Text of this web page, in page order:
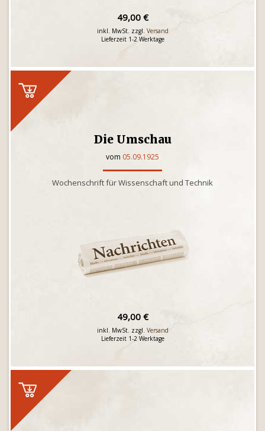
49,00 €
inkl. MwSt. zzgl. Versand
Lieferzeit 1-2 Werktage
Die Umschau
vom 05.09.1925
Wochenschrift für Wissenschaft und Technik
49,00 €
inkl. MwSt. zzgl. Versand
Lieferzeit 1-2 Werktage